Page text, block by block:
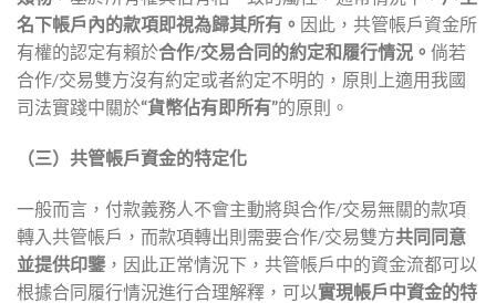
名下帳戶內的款項即視為歸其所有。 因此，共管帳戶資金所
有權的認定有賴於合作/交易合同的約定和履行情況。 倘若
合作/交易雙方沒有約定或者約定不明的，原則上適用我國
司法實踐中關於“貨幣佔有即所有”的原則。
（三）共管帳戶資金的特定化
一般而言，付款義務人不會主動將與合作/交易無關的款項
轉入共管帳戶，而款項轉出則需要合作/交易雙方共同同意
並提供印鑒，因此正常情況下，共管帳戶中的資金流都可以
根據合同履行情況進行合理解釋，可以實現帳戶中資金的特